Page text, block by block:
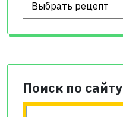
Поиск по сайту